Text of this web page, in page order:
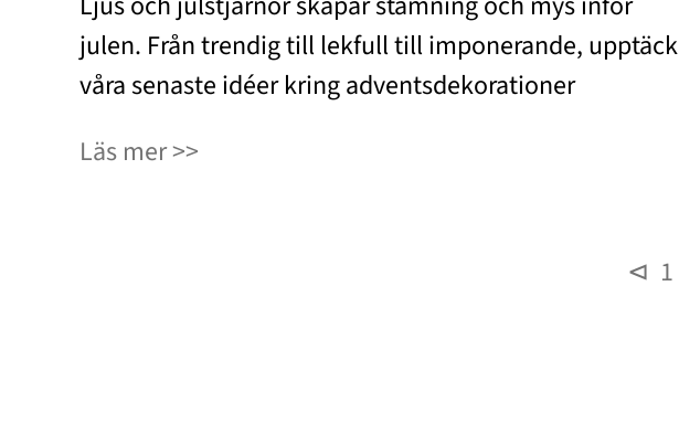
julen. Från trendig till lekfull till imponerande, upptäck
våra senaste idéer kring adventsdekorationer
Läs mer
⊲ 1